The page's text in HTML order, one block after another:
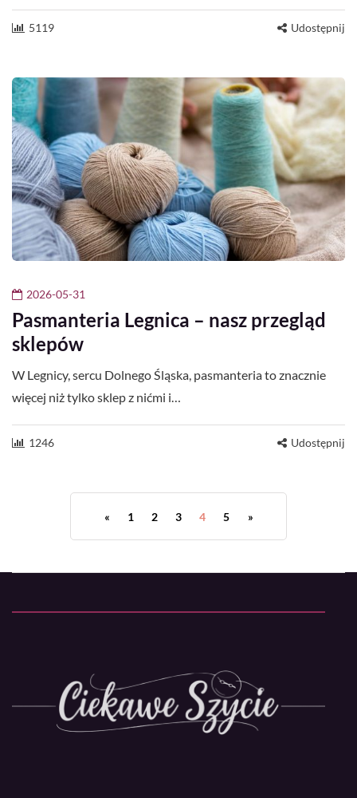
5119 Udostępnij
2026-05-31
Pasmanteria Legnica – nasz przegląd
sklepów
W Legnicy, sercu Dolnego Śląska, pasmanteria to znacznie
więcej niż tylko sklep z nićmi i…
1246 Udostępnij
« 1 2 3 4 5 »